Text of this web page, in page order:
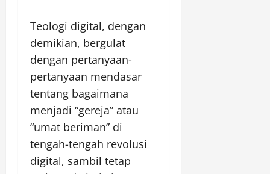
Teologi digital, dengan
demikian, bergulat
dengan pertanyaan-
pertanyaan mendasar
tentang bagaimana
menjadi “gereja” atau
“umat beriman” di
tengah-tengah revolusi
digital, sambil tetap